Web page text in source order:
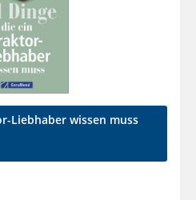
Liebhaber wissen muss